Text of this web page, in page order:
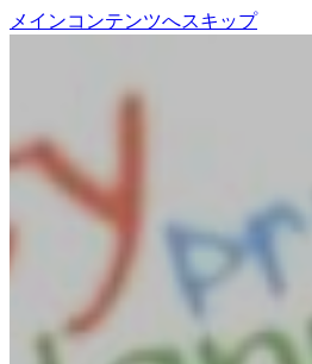
メインコンテンツへスキップ